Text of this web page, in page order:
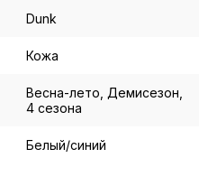
Dunk
Кожа
Весна-лето, Демисезон,
4 сезона
Белый/синий